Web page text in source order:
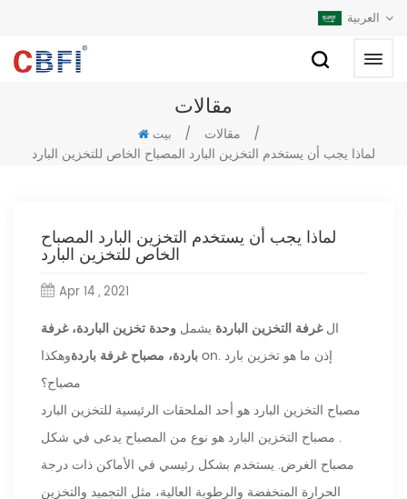
العربية
مقالات
بيت / مقالات
/
لماذا يجب أن يستخدم التخزين البارد المصباح الخاص للتخزين البارد
لماذا يجب أن يستخدم التخزين البارد المصباح
الخاص للتخزين البارد
Apr 14 , 2021
الغرفة التخزين الباردة يشمل وحدة تخزين الباردة، غرفة
باردة، مصباح غرفة باردةوهكذا on. إذن ما هو تخزين بارد
مصباح؟
مصباح التخزين البارد هو أحد الملحقات الرئيسية للتخزين البارد
. مصباح التخزين البارد هو نوع من المصباح يدعى في شكل
مصباح الغرض. يستخدم بشكل رئيسي في الأماكن ذات درجة
الحرارة المنخفضة والرطوبة العالية، مثل التجميد والتخزين